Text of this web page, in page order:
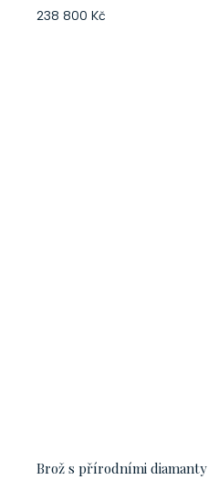
238 800 Kč
Brož s přírodními diamanty